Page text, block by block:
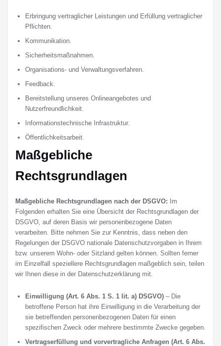
Erbringung vertraglicher Leistungen und Erfüllung vertraglicher
Pflichten.
Kommunikation.
Sicherheitsmaßnahmen.
Organisations- und Verwaltungsverfahren.
Feedback.
Bereitstellung unseres Onlineangebotes und
Nutzerfreundlichkeit.
Informationstechnische Infrastruktur.
Öffentlichkeitsarbeit.
Maßgebliche
Rechtsgrundlagen
Maßgebliche Rechtsgrundlagen nach der DSGVO:
Im
Folgenden erhalten Sie eine Übersicht der Rechtsgrundlagen der
DSGVO, auf deren Basis wir personenbezogene Daten
verarbeiten. Bitte nehmen Sie zur Kenntnis, dass neben den
Regelungen der DSGVO nationale Datenschutzvorgaben in Ihrem
bzw. unserem Wohn- oder Sitzland gelten können. Sollten ferner
im Einzelfall speziellere Rechtsgrundlagen maßgeblich sein, teilen
wir Ihnen diese in der Datenschutzerklärung mit.
Einwilligung (Art. 6 Abs. 1 S. 1 lit. a) DSGVO) – Die
betroffene Person hat ihre Einwilligung in die Verarbeitung der
sie betreffenden personenbezogenen Daten für einen
spezifischen Zweck oder mehrere bestimmte Zwecke gegeben.
Vertragserfüllung und vorvertragliche Anfragen (Art. 6 Abs.